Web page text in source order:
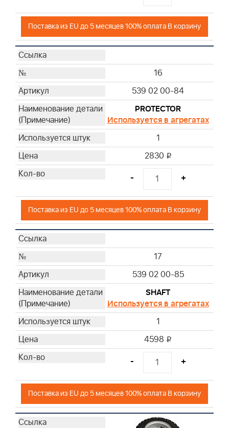
Поставка из EU до 5 месяцев 100% оплата В корзину
16
539 02 00-84
PROTECTOR
Используется в агрегатах
1
2830 i
- +
Поставка из EU до 5 месяцев 100% оплата В корзину
17
539 02 00-85
SHAFT
Используется в агрегатах
1
4598 i
- +
Поставка из EU до 5 месяцев 100% оплата В корзину